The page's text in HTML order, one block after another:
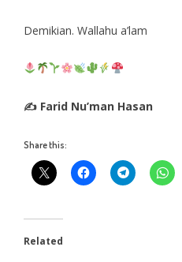
Demikian. Wallahu a’lam
✍ Farid Nu’man Hasan
Share this:
Related